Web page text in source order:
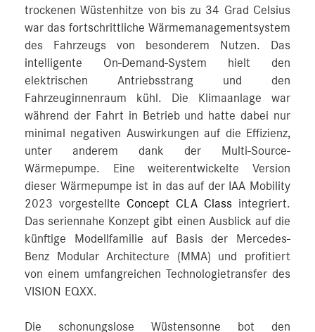
trockenen Wüstenhitze von bis zu 34 Grad Celsius
war das fortschrittliche Wärmemanagementsystem
des Fahrzeugs von besonderem Nutzen. Das
intelligente On-Demand-System hielt den
elektrischen Antriebsstrang und den
Fahrzeuginnenraum kühl. Die Klimaanlage war
während der Fahrt in Betrieb und hatte dabei nur
minimal negativen Auswirkungen auf die Effizienz,
unter anderem dank der Multi-Source-
Wärmepumpe. Eine weiterentwickelte Version
dieser Wärmepumpe ist in das auf der IAA Mobility
2023 vorgestellte Concept CLA Class integriert.
Das seriennahe Konzept gibt einen Ausblick auf die
künftige Modellfamilie auf Basis der Mercedes-
Benz Modular Architecture (MMA) und profitiert
von einem umfangreichen Technologietransfer des
VISION EQXX.
Die schonungslose Wüstensonne bot den